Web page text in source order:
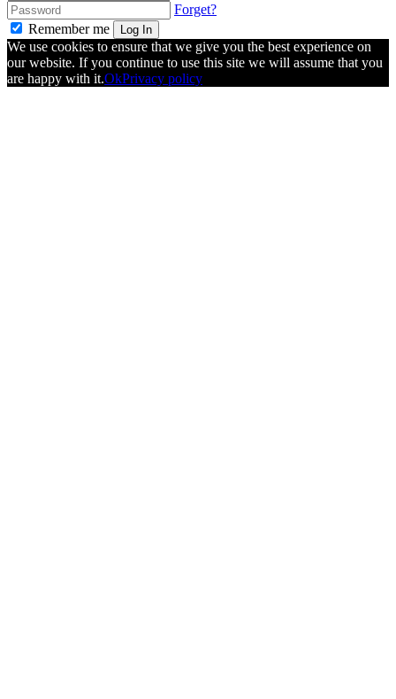
Forget?
Remember me
Log In
We use cookies to ensure that we give you the best experience on
our website. If you continue to use this site we will assume that you
are happy with it.OkPrivacy policy